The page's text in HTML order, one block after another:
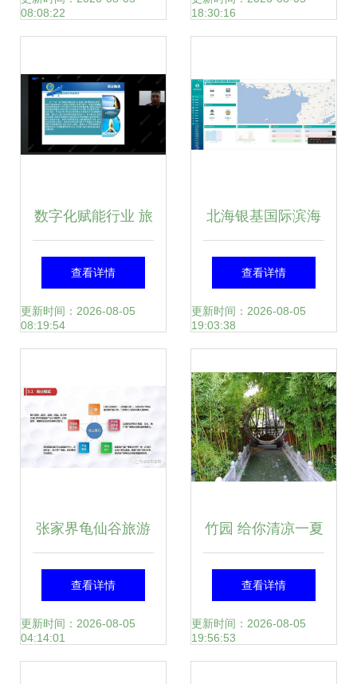
08:08:22
18:30:16
数字化赋能行业 旅
行策划职业技能等
级证书线上说明会
查看详情
更新时间：2026-08-05
08:19:54
北海银基国际滨海
旅游度假中心水世
界能源管理系统的
查看详情
更新时间：2026-08-05
19:03:38
张家界龟仙谷旅游
景区开发项目商业
计划书——创新生
查看详情
更新时间：2026-08-05
04:14:01
竹园 给你清凉一夏
——旅游开发项目
策划咨询报告
查看详情
更新时间：2026-08-05
19:56:53